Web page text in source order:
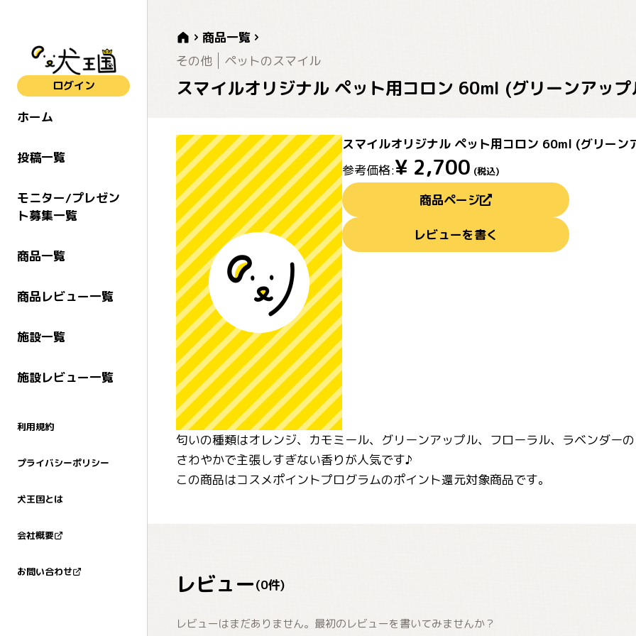
ログイン
ホーム
投稿一覧
モニター/プレゼン
ト募集一覧
商品一覧
商品レビュー一覧
施設一覧
施設レビュー一覧
利用規約
プライバシーポリシー
犬王国とは
会社概要
お問い合わせ
商品一覧
その他
ペットのスマイル
スマイルオリジナル ペット用コロン 60ml (グリーンアッ
スマイルオリジナル ペット用コロン 60ml (グリーン
参考価格:¥ 2,700 (税込)
商品ページ
レビューを書く
匂いの種類はオレンジ、カモミール、グリーンアップル、フローラル、ラベンダー
さわやかで主張しすぎない香りが人気です♪
この商品はコスメポイントプログラムのポイント還元対象商品です。
レビュー(0件)
レビューはまだありません。最初のレビューを書いてみませんか？